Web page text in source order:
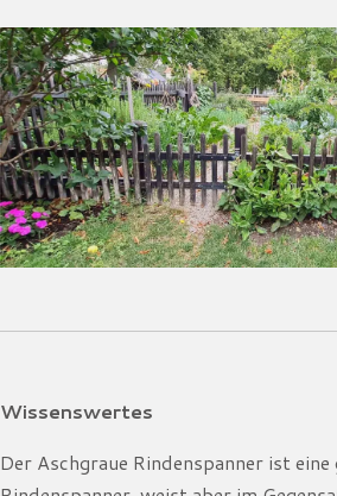
Wissenswertes
Der Aschgraue Rindenspanner ist